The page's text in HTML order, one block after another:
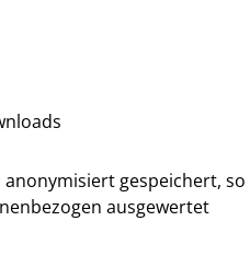
gespeichert, so
ausgewertet